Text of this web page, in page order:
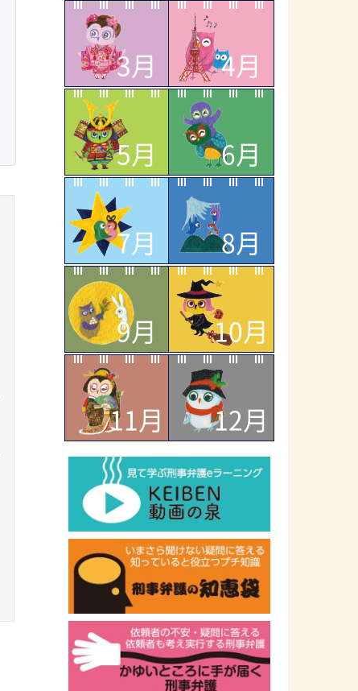
3月 4月
5月 6月
7月 8月
9月 10月
11月 12月